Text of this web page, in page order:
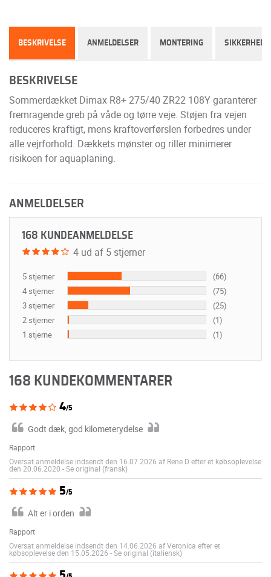
BESKRIVELSE ANMELDELSER MONTERING SIKKERHED
BESKRIVELSE
Sommerdækket Dimax R8+ 275/40 ZR22 108Y garanterer
fremragende greb på våde og tørre veje. Støjen fra vejen
reduceres kraftigt, mens kraftoverførslen forbedres under
alle vejrforhold. Dækkets mønster og riller minimerer
risikoen for aquaplaning.
ANMELDELSER
168 KUNDEANMELDELSE
4 ud af 5 stjerner
5 stjerner
(66)
4 stjerner
(75)
3 stjerner
(25)
2 stjerner
(1)
1 stjerne
(1)
168 KUNDEKOMMENTARER
4/5
Godt dæk, god kilometerydelse
Rapport
Oversat anmeldelse indsendt den 16.07.2026 af Rene D efter et købsoplevelse
den 20.06.2020 -Se original (fransk)
5/5
Alt er i orden
Rapport
Oversat anmeldelse indsendt den 14.06.2026 af Veronica efter et
købsoplevelse den 15.05.2026 -Se original (italiensk)